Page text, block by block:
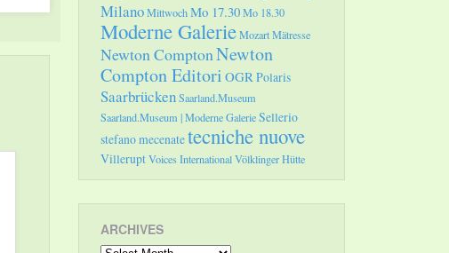
MilanoMittwochMo 17.30Mo 18.30
Moderne GalerieMozartMätresse
Newton ComptonNewton
Compton Editori OGRPolaris
SaarbrückenSaarland.Museum
Saarland.Museum | Moderne GalerieSellerio
stefano mecenatetecniche nuove
VilleruptVoices InternationalVölklinger Hütte
ARCHIVES